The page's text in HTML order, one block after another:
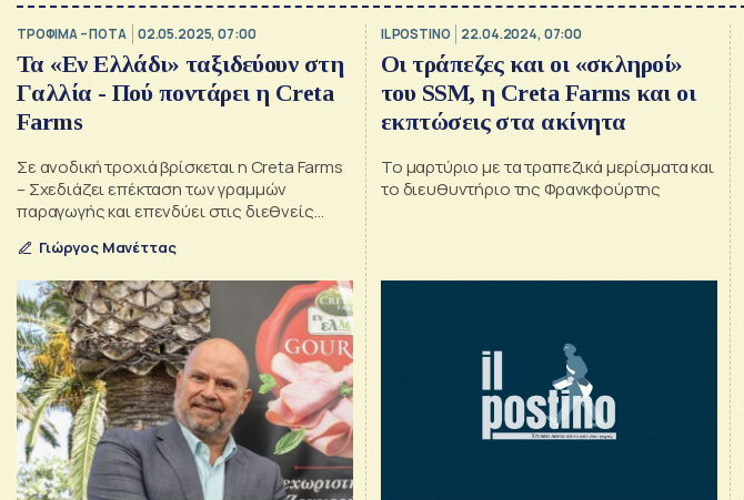
ΤΡΟΦΙΜΑ – ΠΟΤΑ 02.05.2025, 07:00
Τα «Εν Ελλάδι» ταξιδεύουν στη
Γαλλία - Πού ποντάρει η Creta
Farms
Σε ανοδική τροχιά βρίσκεται η Creta Farms
– Σχεδιάζει επέκταση των γραμμών
παραγωγής και επενδύει στις διεθνείς
Γιώργος Μανέττας
IL POSTINO 22.04.2024, 07:00
Οι τράπεζες και οι «σκληροί»
του SSM, η Creta Farms και οι
εκπτώσεις στα ακίνητα
Το μαρτύριο με τα τραπεζικά μερίσματα και
το διευθυντήριο της Φρανκφούρτης